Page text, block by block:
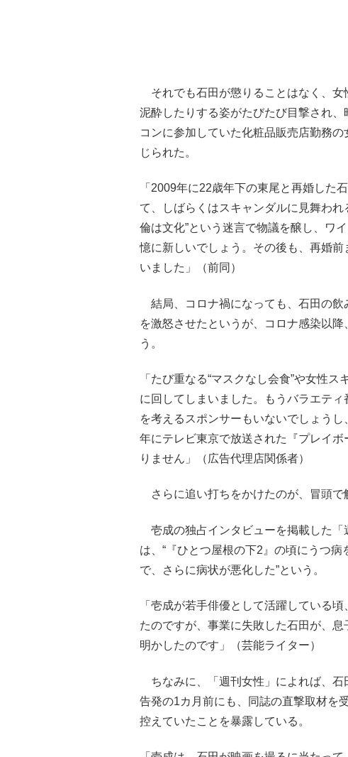
それでも石田が懲りることはなく、女
泥酔したりする姿がたびたび目撃され
コンに参加していた化粧品販売店勤務
じられた。
「2009年に22歳年下の東尾と再婚した
て、しばらくはスキャンダルに見舞わ
倫は文化”という迷言で物議を醸し、ワ
憶に新しいでしょう。その後も、再婚
いました」（前同）
結局、コロナ禍になっても、石田の飲
を激怒させたというが、コロナ感染以
う。
「たび重なる“マスクなし会食”や女性
に回してしまいました。もうバラエテ
を考えるスポンサーもいないでしょう
年にテレビ東京で放送された『プレイ
りません」（広告代理店関係者）
さらに追い打ちをかけたのが、冒頭で
壱成の独占インタビューを掲載した「
は、“『ひとつ屋根の下2』の頃にうつ
で、さらに病状が悪化した”という。
「壱成が若手俳優として活躍している
たのですが、事業に失敗した石田が、
明かしたのです」（芸能ライター）
ちなみに、「週刊女性」によれば、石
告発の1カ月前にも、同誌の直撃取材を
控えていたことを暴露している。